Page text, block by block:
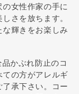
女性作家の手に
さを放ちます。
輝きをお楽しみ
かぶれ防止のコ
の方がアレルギ
承下さい。コー